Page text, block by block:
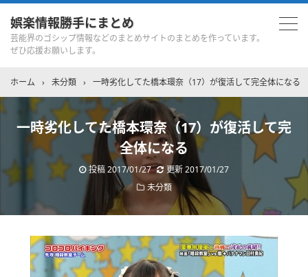
娯楽情報勝手にまとめ
芸能界のゴシップ情報などのまとめサイトのまとめを作っています。
ぜひ応援お願いします。
ホーム › 未分類 › 一時劣化してた橋本環奈（17）が復活して完全体になる
一時劣化してた橋本環奈（17）が復活して完
全体になる
投稿2017/01/27 更新2017/01/27
未分類